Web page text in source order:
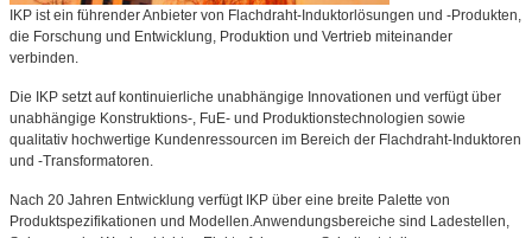
IKP ist ein führender Anbieter von Flachdraht-Induktorlösungen und -Produkten,
die Forschung und Entwicklung, Produktion und Vertrieb miteinander
verbinden.
Die IKP setzt auf kontinuierliche unabhängige Innovationen und verfügt über
unabhängige Konstruktions-, FuE- und Produktionstechnologien sowie
qualitativ hochwertige Kundenressourcen im Bereich der Flachdraht-Induktoren
und -Transformatoren.
Nach 20 Jahren Entwicklung verfügt IKP über eine breite Palette von
Produktspezifikationen und Modellen.Anwendungsbereiche sind Ladestellen,